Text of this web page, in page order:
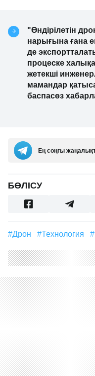
"Өндірілетін
нарығына ғана
де
процеске
жетекші
мамандар
баспасөз
Ең соңғы
БӨЛІСУ
#дрон #технология